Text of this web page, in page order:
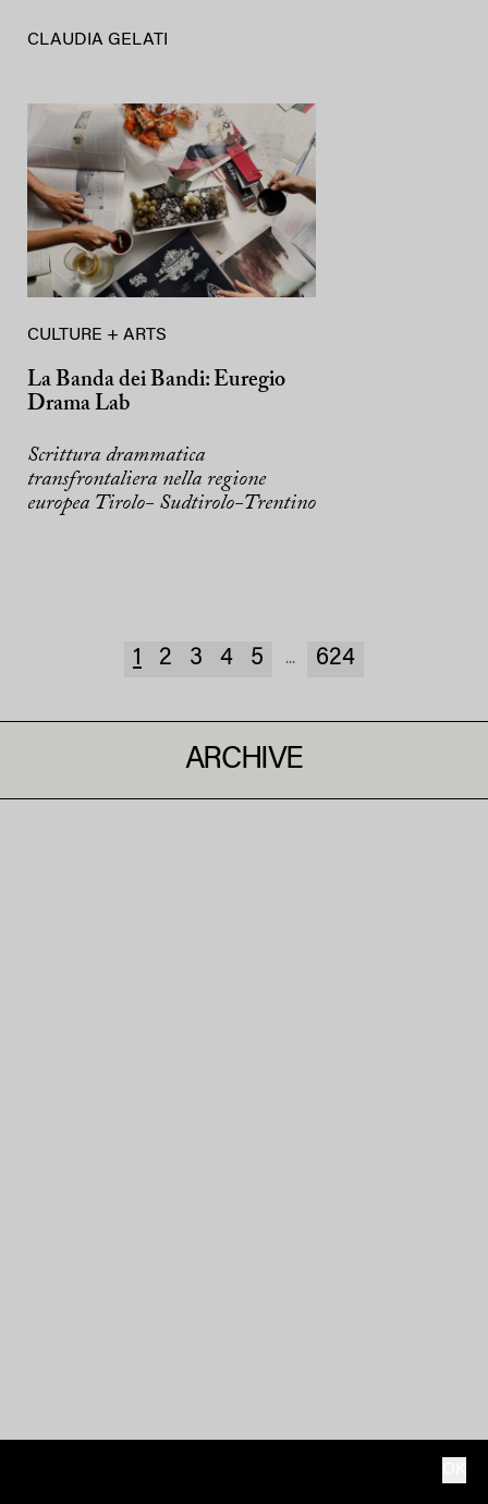
CLAUDIA GELATI
CULTURE + ARTS
La Banda dei Bandi: Euregio
Drama Lab
Scrittura drammatica
transfrontaliera nella regione
europea Tirolo- Sudtirolo-Trentino
1 2 3 4 5 ... 624
ARCHIVE